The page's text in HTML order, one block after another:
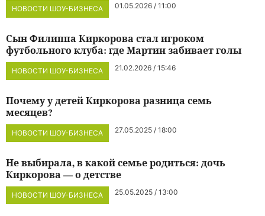
НОВОСТИ ШОУ-БИЗНЕСА 01.05.2026 / 11:00
НОВОСТИ ШОУ-БИЗНЕСА 21.02.2026 / 15:46
Сын Филиппа Киркорова стал игроком
футбольного клуба: где Мартин забивает голы
НОВОСТИ ШОУ-БИЗНЕСА 27.05.2025 / 18:00
Почему у детей Киркорова разница семь
месяцев?
НОВОСТИ ШОУ-БИЗНЕСА 25.05.2025 / 13:00
Не выбирала, в какой семье родиться: дочь
Киркорова — о детстве